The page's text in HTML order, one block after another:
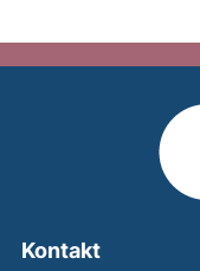
Kontakt